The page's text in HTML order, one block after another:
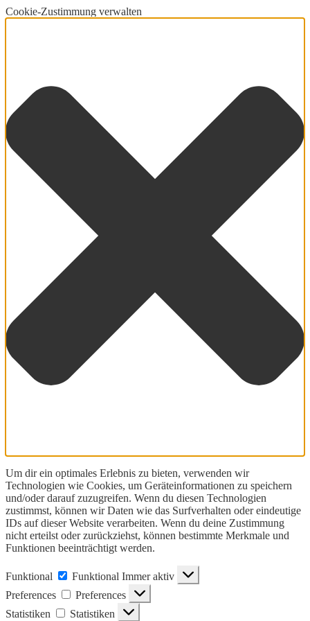
Cookie-Zustimmung verwalten
Um dir ein optimales Erlebnis zu bieten, verwenden wir
Technologien wie Cookies, um Geräteinformationen zu speichern
und/oder darauf zuzugreifen. Wenn du diesen Technologien
zustimmst, können wir Daten wie das Surfverhalten oder eindeutige
IDs auf dieser Website verarbeiten. Wenn du deine Zustimmung
nicht erteilst oder zurückziehst, können bestimmte Merkmale und
Funktionen beeinträchtigt werden.
Funktional Funktional Immer aktiv
Preferences
Preferences
Statistiken
Statistiken